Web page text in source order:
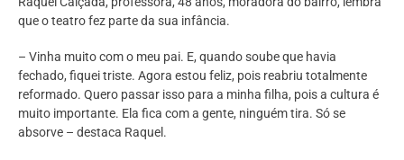
que o teatro fez parte da sua infância.
– Vinha muito com o meu pai. E, quando soube que havia
fechado, fiquei triste. Agora estou feliz, pois reabriu totalmente
reformado. Quero passar isso para a minha filha, pois a cultura é
muito importante. Ela fica com a gente, ninguém tira. Só se
absorve – destaca Raquel.